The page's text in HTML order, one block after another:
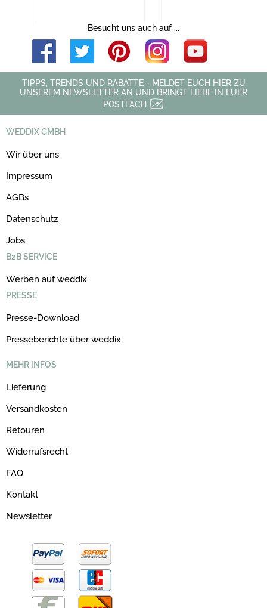
Besucht uns auch auf ...
TIPPS, TRENDS UND RABATTE - MELDET EUCH HIER ZU
UNSEREM NEWSLETTER AN UND BRINGT LIEBE IN EUER
POSTFACH
WEDDIX GMBH
Wir über uns
Impressum
AGBs
Datenschutz
Jobs
B2B SERVICE
Werben auf weddix
PRESSE
Presse-Download
Presseberichte über weddix
MEHR INFOS
Lieferung
Versandkosten
Retouren
Widerrufsrecht
FAQ
Kontakt
Newsletter